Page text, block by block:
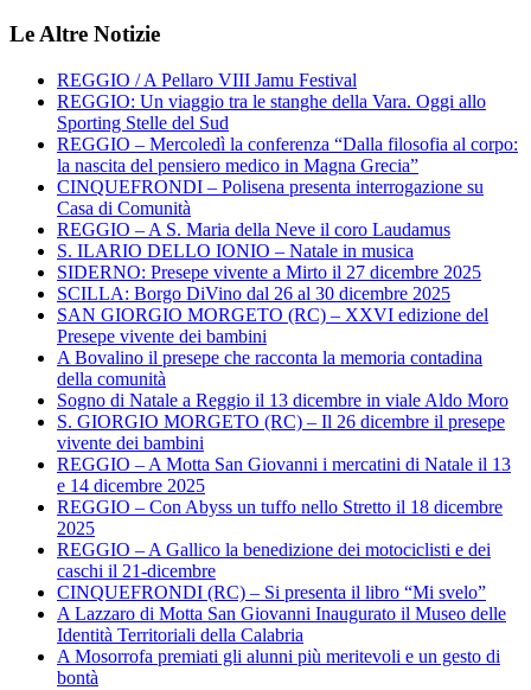
Le Altre Notizie
REGGIO / A Pellaro VIII Jamu Festival
REGGIO: Un viaggio tra le stanghe della Vara. Oggi allo
Sporting Stelle del Sud
REGGIO – Mercoledì la conferenza “Dalla filosofia al corpo:
la nascita del pensiero medico in Magna Grecia”
CINQUEFRONDI – Polisena presenta interrogazione su
Casa di Comunità
REGGIO – A S. Maria della Neve il coro Laudamus
S. ILARIO DELLO IONIO – Natale in musica
SIDERNO: Presepe vivente a Mirto il 27 dicembre 2025
SCILLA: Borgo DiVino dal 26 al 30 dicembre 2025
SAN GIORGIO MORGETO (RC) – XXVI edizione del
Presepe vivente dei bambini
A Bovalino il presepe che racconta la memoria contadina
della comunità
Sogno di Natale a Reggio il 13 dicembre in viale Aldo Moro
S. GIORGIO MORGETO (RC) – Il 26 dicembre il presepe
vivente dei bambini
REGGIO – A Motta San Giovanni i mercatini di Natale il 13
e 14 dicembre 2025
REGGIO – Con Abyss un tuffo nello Stretto il 18 dicembre
2025
REGGIO – A Gallico la benedizione dei motociclisti e dei
caschi il 21-dicembre
CINQUEFRONDI (RC) – Si presenta il libro “Mi svelo”
A Lazzaro di Motta San Giovanni Inaugurato il Museo delle
Identità Territoriali della Calabria
A Mosorrofa premiati gli alunni più meritevoli e un gesto di
bontà